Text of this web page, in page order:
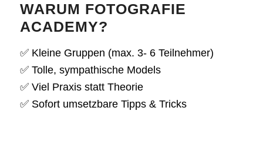
WARUM FOTOGRAFIE
ACADEMY?
✅ Kleine Gruppen (max. 3- 6 Teilnehmer)
✅ Tolle, sympathische Models
✅ Viel Praxis statt Theorie
✅ Sofort umsetzbare Tipps & Tricks